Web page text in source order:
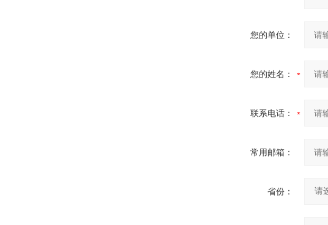
您的单位：
您的姓名：
联系电话：
常用邮箱：
省份：